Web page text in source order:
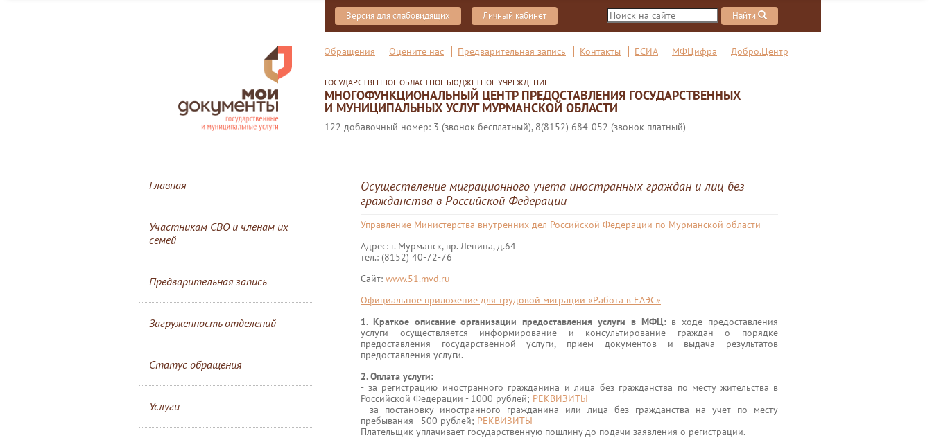
Версия для слабовидящих Личный кабинет Найти
Обращения Оцените нас Предварительная запись Контакты ЕСИА МФЦифра Добро.Центр
ГОСУДАРСТВЕННОЕ ОБЛАСТНОЕ БЮДЖЕТНОЕ УЧРЕЖДЕНИЕ
МНОГОФУНКЦИОНАЛЬНЫЙ ЦЕНТР ПРЕДОСТАВЛЕНИЯ ГОСУДАРСТВЕННЫХ
И МУНИЦИПАЛЬНЫХ УСЛУГ МУРМАНСКОЙ ОБЛАСТИ
122 добавочный номер: 3 (звонок бесплатный), 8(8152) 684-052 (звонок платный)
Главная
Участникам СВО и членам их
семей
Предварительная запись
Загруженность отделений
Статус обращения
Услуги
Осуществление миграционного учета иностранных граждан и лиц без
гражданства в Российской Федерации
Управление Министерства внутренних дел Российской Федерации по Мурманской области
Адрес: г. Мурманск, пр. Ленина, д.64
тел.: (8152) 40-72-76
Сайт: www.51.mvd.ru
Официальное приложение для трудовой миграции «Работа в ЕАЭС»
1. Краткое описание организации предоставления услуги в МФЦ:в ходе предоставления
услуги осуществляется информирование и консультирование граждан о порядке
предоставления государственной услуги, прием документов и выдача результатов
предоставления услуги.
2. Оплата услуги:
- за регистрацию иностранного гражданина и лица без гражданства по месту жительства в
Российской Федерации - 1000 рублей; РЕКВИЗИТЫ
- за постановку иностранного гражданина или лица без гражданства на учет по месту
пребывания - 500 рублей; РЕКВИЗИТЫ
Плательщик уплачивает государственную пошлину до подачи заявления о регистрации.